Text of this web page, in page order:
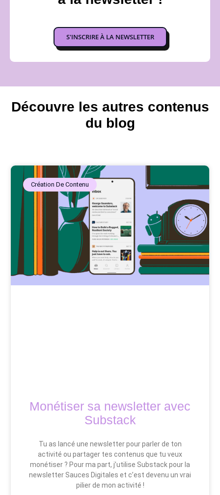
S'INSCRIRE À LA NEWSLETTER
Découvre les autres contenus
du blog
Création De Contenu
Monétiser sa newsletter avec
Substack
Tu as lancé une newsletter pour parler de ton
activité ou partager tes contenus que tu veux
monétiser ? Pour ma part, j’utilise Substack pour la
newsletter Sauces Digitales et c’est devenu un vrai
pilier de mon activité !